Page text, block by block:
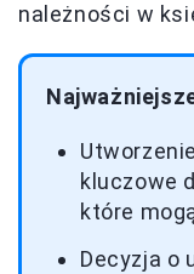
należności w
kluczowe
które
Decyzja o